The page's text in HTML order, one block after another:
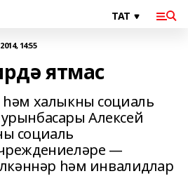
14:55
ятмас
һәм халыкны социаль
Алексей
социаль
—
һәм инвалидлар